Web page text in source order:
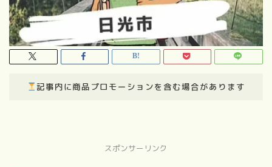
記事内に商品プロモーションを含む場合があります
スポンサーリンク